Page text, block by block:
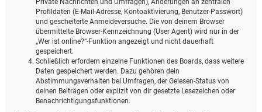
Profildaten (E-Mail-Adresse, Kontoaktivierung, Benutzer-Passwort)
und gescheiterte Anmeldeversuche. Die von deinem Browser
übermittelte Browser-Kennzeichnung (User Agent) wird nur in der
„Wer ist online?“-Funktion angezeigt und nicht dauerhaft
gespeichert.
Schließlich erfordern einzelne Funktionen des Boards, dass weitere
Daten gespeichert werden. Dazu gehören dein
Abstimmungsverhalten bei Umfragen, der Gelesen-Status von
deinen Beiträgen oder explizit von dir gesetzte Lesezeichen oder
Benachrichtigungsfunktionen.